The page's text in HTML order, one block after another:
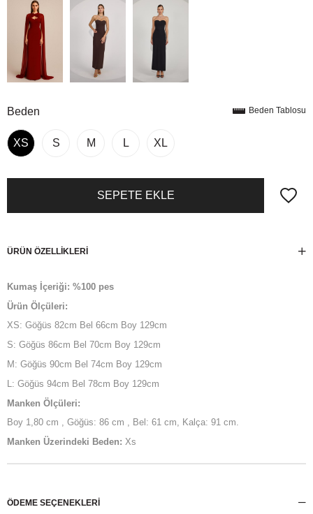
Beden
XS S M L XL
Beden Tablosu
ÜRÜN ÖZELLIKLERI
Kumaş İçeriği: %100 pes
Ürün Ölçüleri:
XS: Göğüs 82cm Bel 66cm Boy 129cm
S: Göğüs 86cm Bel 70cm Boy 129cm
M: Göğüs 90cm Bel 74cm Boy 129cm
L: Göğüs 94cm Bel 78cm Boy 129cm
Manken Ölçüleri:
Boy 1,80 cm , Göğüs: 86 cm , Bel: 61 cm, Kalça: 91 cm.
Manken Üzerindeki Beden: Xs
ÖDEME SEÇENEKLERI